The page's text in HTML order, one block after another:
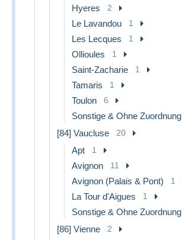
Hyeres 2
Le Lavandou 1
Les Lecques 1
Ollioules 1
Saint-Zacharie 1
Tamaris 1
Toulon 6
Sonstige & Ohne Zuordnung
[84] Vaucluse 20
Apt 1
Avignon 11
Avignon (Palais & Pont) 1
La Tour d'Aigues 1
Sonstige & Ohne Zuordnung
[86] Vienne 2